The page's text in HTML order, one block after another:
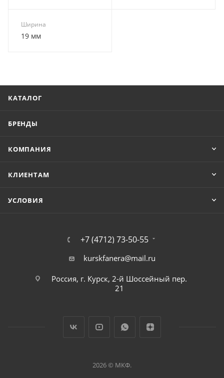
Ширина
19 мм
КАТАЛОГ
БРЕНДЫ
КОМПАНИЯ
КЛИЕНТАМ
УСЛОВИЯ
+7 (4712) 73-50-55
kurskfanera@mail.ru
Россия, г. Курск, 2-й Шоссейный пер.
21
2026 © МКФ.